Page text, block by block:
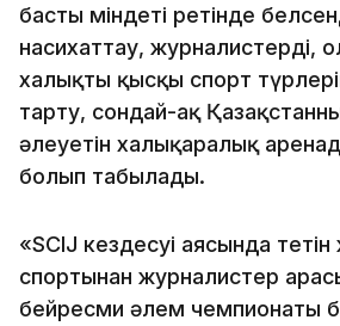
басты міндеті ретінде
насихаттау, журналистерді,
халықты қысқы спорт
тарту, сондай-ақ
әлеуетін халықаралық
болып табылады.
«SCIJ кездесуі аясында
спортынан журналистер
бейресми әлем чемпионаты